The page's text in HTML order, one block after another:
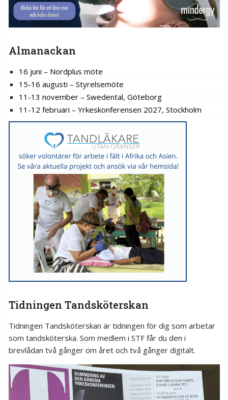
Almanackan
16 juni – Nordplus möte
15-16 augusti – Styrelsemöte
11-13 november – Swedental, Göteborg
11-12 februari – Yrkeskonferensen 2027, Stockholm
Tidningen Tandsköterskan
Tidningen Tandsköterskan är tidningen för dig som arbetar
som tandsköterska. Som medlem i STF får du den i
brevlådan två gånger om året och två gånger digitalt.